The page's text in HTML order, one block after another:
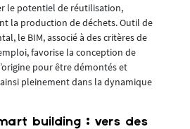
le potentiel de réutilisation,
la production de déchets. Outil de
le BIM, associé à des critères de
favorise la conception de
pour être démontés et
pleinement dans la dynamique
building : vers des